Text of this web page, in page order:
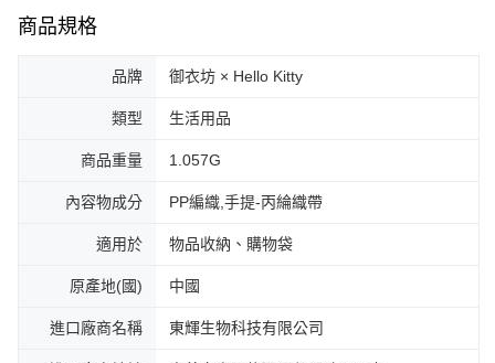
商品規格
品牌 御衣坊 × Hello Kitty
類型 生活用品
商品重量 1.057G
內容物成分 PP編織,手提-丙綸織帶
適用於 物品收納、購物袋
原產地(國) 中國
進口廠商名稱 東輝生物科技有限公司